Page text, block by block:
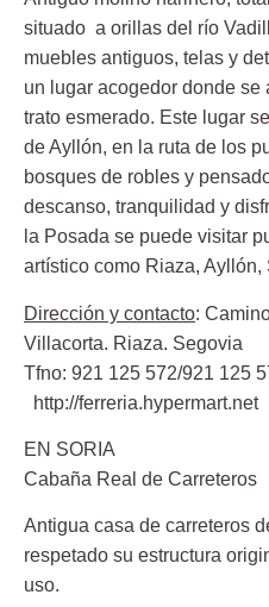
situado a orillas del río
muebles antiguos, telas y
un lugar acogedor donde se
trato esmerado. Este lugar
de Ayllón, en la ruta de los
bosques de robles y
descanso, tranquilidad y
la Posada se puede visitar
artístico como Riaza,
Dirección y contacto:
Villacorta. Riaza. Segovia
Tfno: 921 125 572/921 125
http://ferreria.hypermart.net
EN SORIA
Cabaña Real de Carreteros
Antigua casa de carreteros
respetado su estructura
uso.